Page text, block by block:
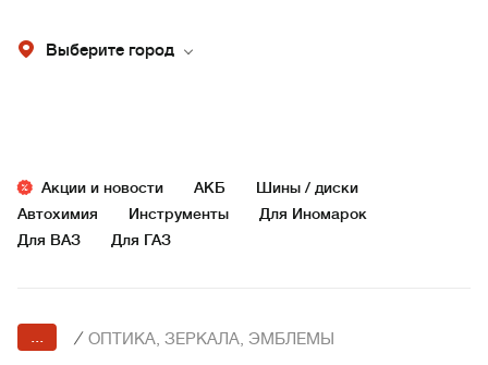
Выберите город
Акции и новости АКБ
Шины / диски
Автохимия
Инструменты
Для Иномарок
Для ВАЗ
Для ГАЗ
... / ОПТИКА, ЗЕРКАЛА, ЭМБЛЕМЫ